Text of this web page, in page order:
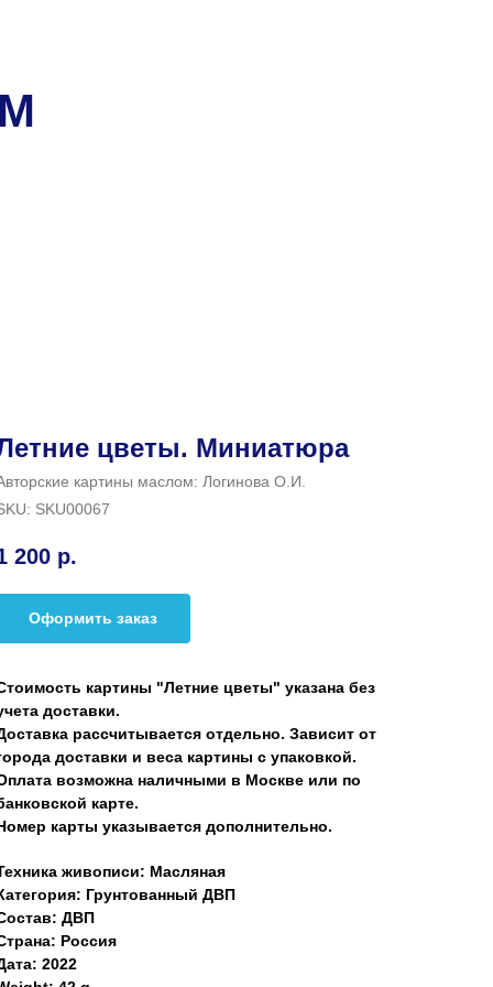
цветы. Миниатюра
картины маслом: Логинова О.И.
SKU00067
200 р.
Оформить заказ
картины "Летние цветы" указана без
доставки.
рассчитывается отдельно. Зависит от
доставки и веса картины с упаковкой.
возможна наличными в Москве или по
карте.
карты указывается дополнительно.
живописи: Масляная
Грунтованный ДВП
ДВП
Россия
2022